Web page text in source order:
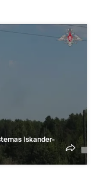
Iskander-